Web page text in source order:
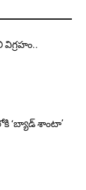
‘బ్యాడ్ శాంటా’